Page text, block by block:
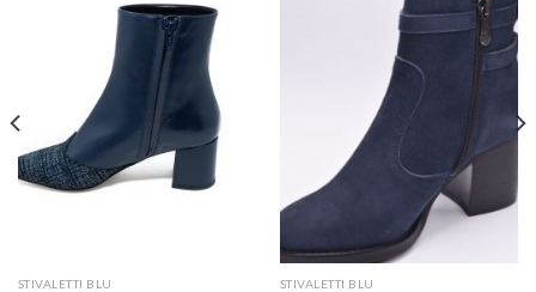
STIVALETTI BLU STIVALETTI BLU